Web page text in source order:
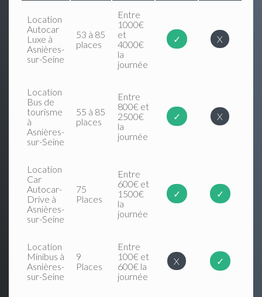
Location
Autocar
Luxe à
Asnières-
sur-Seine
53 à 85
places
Entre
1000€
et
4000€
la
journée
✓ X
Location
Bus de
tourisme
à
Asnières-
sur-Seine
55 à 85
places
Entre
800€ et
2500€
la
journée
✓ X
Location
Car
Autocar-
Drive à
Asnières-
sur-Seine
75
Places
Entre
600€ et
1500€
la
journée
✓ ✓
Location
Minibus à
Asnières-
sur-Seine
9
Places
Entre
100€ et
600€ la
journée
X ✓